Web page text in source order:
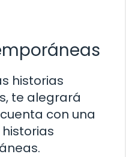
historias
te alegrará
con una